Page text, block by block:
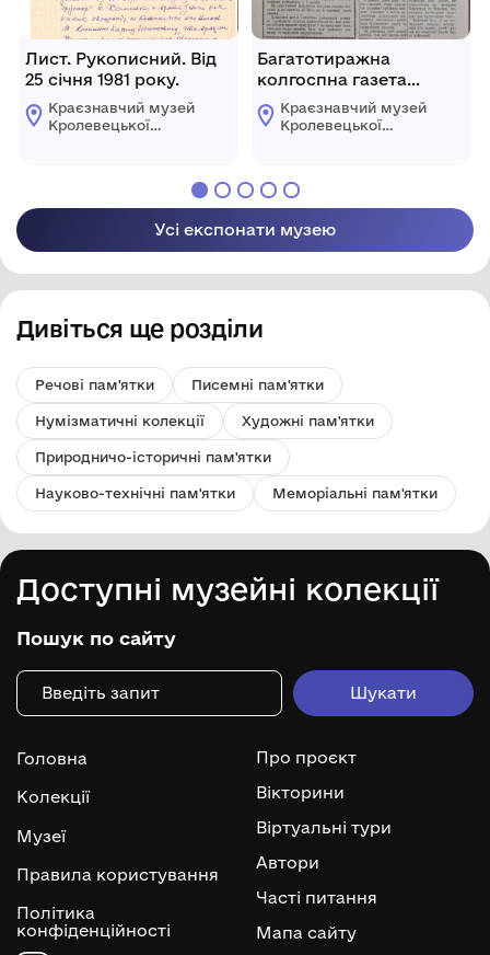
Лист. Рукописний. Від
25 січня 1981 року.
Краєзнавчий музей
Кролевецької
Багатотиражна
колгоспна газета
“Колгоспні вісті” № 6
(90) від 24 серпня 1962
Краєзнавчий музей
Кролевецької
Усі експонати музею
Дивіться ще розділи
Речові пам'ятки Писемні пам'ятки
Нумізматичні колекції Художні пам'ятки
Природничо-історичні пам'ятки
Науково-технічні пам'ятки Меморіальні пам'ятки
Доступні музейні колекції
Пошук по сайту
Головна
Колекції
Музеї
Правила користування
Політика
конфіденційності
Про проєкт
Вікторини
Віртуальні тури
Автори
Часті питання
Мапа сайту